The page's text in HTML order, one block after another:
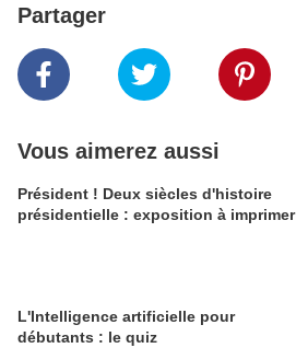
Partager
Vous aimerez aussi
Président ! Deux siècles d'histoire
présidentielle : exposition à imprimer
L'Intelligence artificielle pour
débutants : le quiz